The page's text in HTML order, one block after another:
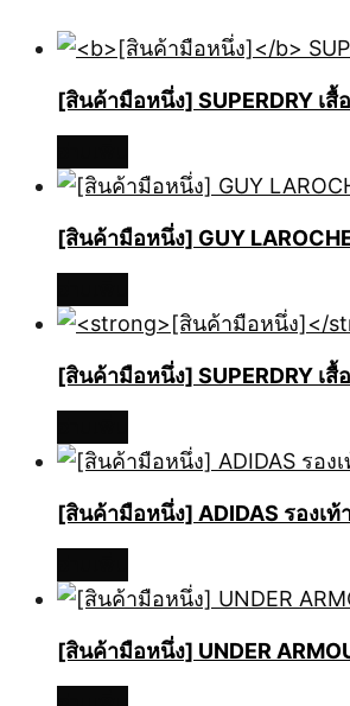
[สินค้ามือหนึ่ง] SUPERDRY เ
[สินค้ามือหนึ่ง] GUY
[สินค้ามือหนึ่ง] SUPERDRY เ
[สินค้ามือหนึ่ง] ADIDAS รองเ
[สินค้ามือหนึ่ง] UNDER